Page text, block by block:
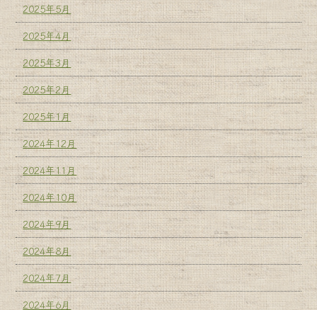
2025年5月
2025年4月
2025年3月
2025年2月
2025年1月
2024年12月
2024年11月
2024年10月
2024年9月
2024年8月
2024年7月
2024年6月